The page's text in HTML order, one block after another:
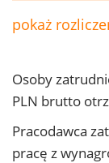
pokaż
Osoby
PLN brutto
Pracodawca
pracę z